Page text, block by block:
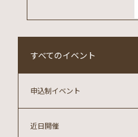
すべてのイベント
近日開催
申込制イベント